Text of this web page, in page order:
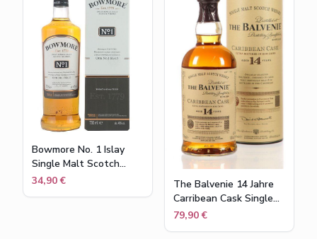
Bowmore No. 1 Islay
Single Malt Scotch
Whisky in
34,90 €
The Balvenie 14 Jahre
Carribean Cask Single
Malt Scotch Whisky
79,90 €